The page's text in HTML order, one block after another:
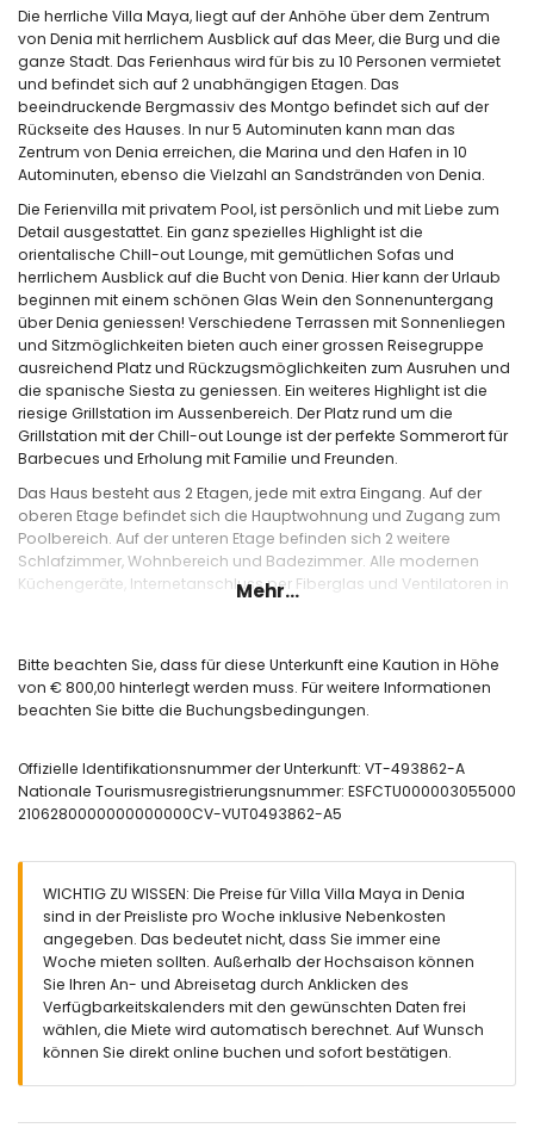
Die herrliche Villa Maya, liegt auf der Anhöhe über dem Zentrum
von Denia mit herrlichem Ausblick auf das Meer, die Burg und die
ganze Stadt. Das Ferienhaus wird für bis zu 10 Personen vermietet
und befindet sich auf 2 unabhängigen Etagen. Das
beeindruckende Bergmassiv des Montgo befindet sich auf der
Rückseite des Hauses. In nur 5 Autominuten kann man das
Zentrum von Denia erreichen, die Marina und den Hafen in 10
Autominuten, ebenso die Vielzahl an Sandstränden von Denia.
Die Ferienvilla mit privatem Pool, ist persönlich und mit Liebe zum
Detail ausgestattet. Ein ganz spezielles Highlight ist die
orientalische Chill-out Lounge, mit gemütlichen Sofas und
herrlichem Ausblick auf die Bucht von Denia. Hier kann der Urlaub
beginnen mit einem schönen Glas Wein den Sonnenuntergang
über Denia geniessen! Verschiedene Terrassen mit Sonnenliegen
und Sitzmöglichkeiten bieten auch einer grossen Reisegruppe
ausreichend Platz und Rückzugsmöglichkeiten zum Ausruhen und
die spanische Siesta zu geniessen. Ein weiteres Highlight ist die
riesige Grillstation im Aussenbereich. Der Platz rund um die
Grillstation mit der Chill-out Lounge ist der perfekte Sommerort für
Barbecues und Erholung mit Familie und Freunden.
Das Haus besteht aus 2 Etagen, jede mit extra Eingang. Auf der
oberen Etage befindet sich die Hauptwohnung und Zugang zum
Poolbereich. Auf der unteren Etage befinden sich 2 weitere
Schlafzimmer, Wohnbereich und Badezimmer. Alle modernen
Küchengeräte, Internetanschluss per Fiberglas und Ventilatoren in
von € 800,00 hinterlegt werden muss.
Innenbereich Hauptetage (nur über Aussentreppe
zugänglich)
Zugang zur Pool- und vorderen Terrasse
offene Küche mit allen Geräten und Bar
vordere Terrasse mit Lounge und Sitzgruppe
180x200
Badezimmer ensuite mit Badewanne und Handbrause und
Toilette
2 Schlafzimmer jeweils mit Doppelbett 140x200 und
Ventilator
Badezimmer mit Dusche und Toilette
Arbeitsbereich mit Meerblick
Innenbereich untere Etage
Schlafzimmer mit 2 Einzelbetten und Deckenventilator
Mehr...
Bitte beachten Sie, dass für diese Unterkunft eine Kaution in Höhe
von € 800,00 hinterlegt werden muss. Für weitere Informationen
beachten Sie bitte die Buchungsbedingungen.
Offizielle Identifikationsnummer der Unterkunft: VT-493862-A
Nationale Tourismusregistrierungsnummer: ESFCTU000003055000
2106280000000000000CV-VUT0493862-A5
WICHTIG ZU WISSEN: Die Preise für Villa Villa Maya in Denia
sind in der Preisliste pro Woche inklusive Nebenkosten
angegeben. Das bedeutet nicht, dass Sie immer eine
Woche mieten sollten. Außerhalb der Hochsaison können
Sie Ihren An- und Abreisetag durch Anklicken des
Verfügbarkeitskalenders mit den gewünschten Daten frei
wählen, die Miete wird automatisch berechnet. Auf Wunsch
können Sie direkt online buchen und sofort bestätigen.